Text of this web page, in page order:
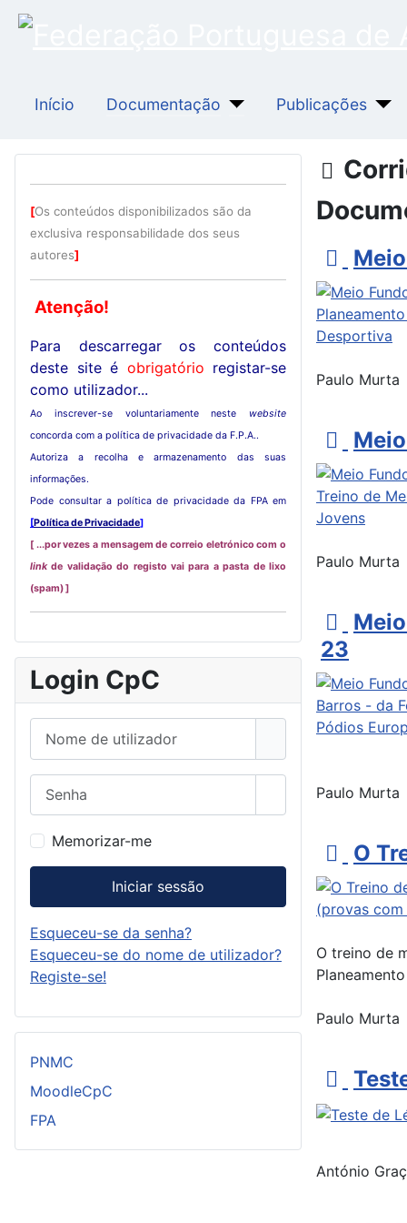
Início Documentação Publicações
[Os conteúdos disponibilizados são da
exclusiva responsabilidade dos seus
autores]
Atenção!
Para descarregar os conteúdos
deste site é obrigatório registar-se
como utilizador...
Ao inscrever-se voluntariamente neste website
concorda com a política de privacidade da F.P.A..
Autoriza a recolha e armazenamento das suas
informações.
Pode consultar a política de privacidade da FPA em
[Política de Privacidade]
[ ...por vezes a mensagem de correio eletrónico com o
linkde validação do registo vai para a pasta de lixo
(spam) ]
Login CpC
Mostrar senha
Memorizar-me
Iniciar sessão
Esqueceu-se da senha?
Esqueceu-se do nome de utilizador?
Registe-se!
PNMC
MoodleCpC
FPA
Pasta
p
d
f
Paulo Murta
p
d
f
Paulo Murta
p
d
f
23
Paulo Murta
p
d
f
O
O treino de
Paulo Murta
p
d
António